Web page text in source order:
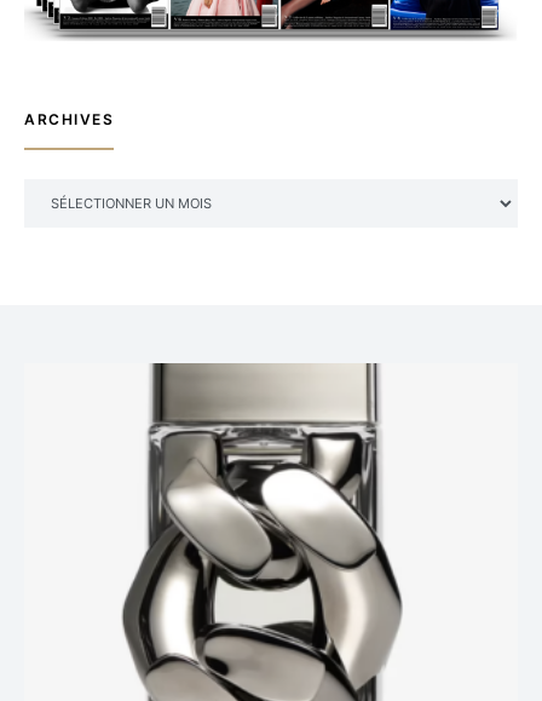
ARCHIVES